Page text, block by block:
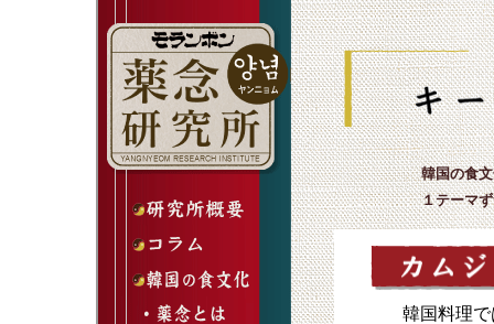
韓国の食
１テーマ
韓国料理で